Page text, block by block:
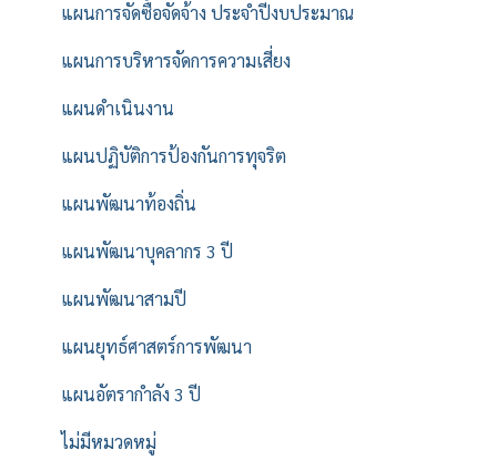
แผนการจัดซื้อจัดจ้าง ประจำปีงบประมาณ
แผนการบริหารจัดการความเสี่ยง
แผนดำเนินงาน
แผนปฏิบัติการป้องกันการทุจริต
แผนพัฒนาท้องถิ่น
แผนพัฒนาบุคลากร 3 ปี
แผนพัฒนาสามปี
แผนยุทธ์ศาสตร์การพัฒนา
แผนอัตรากำลัง 3 ปี
ไม่มีหมวดหมู่